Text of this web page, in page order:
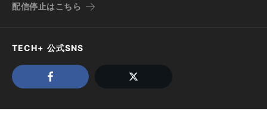
配信停止はこちら
TECH+ 公式SNS